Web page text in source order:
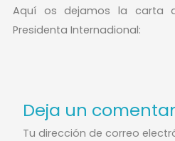
Aquí os dejamos la carta
Presidenta Internadional:
Deja un
Tu dirección de correo